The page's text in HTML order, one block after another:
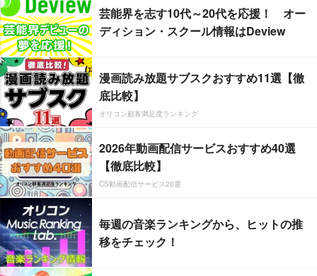
芸能界を志す10代～20代を応援！ オー
ディション・スクール情報はDeview
漫画読み放題サブスクおすすめ11選【徹
底比較】
オリコン顧客満足度ランキング
2026年動画配信サービスおすすめ40選
【徹底比較】
CS動画配信サービス20選
毎週の音楽ランキングから、ヒットの推
移をチェック！